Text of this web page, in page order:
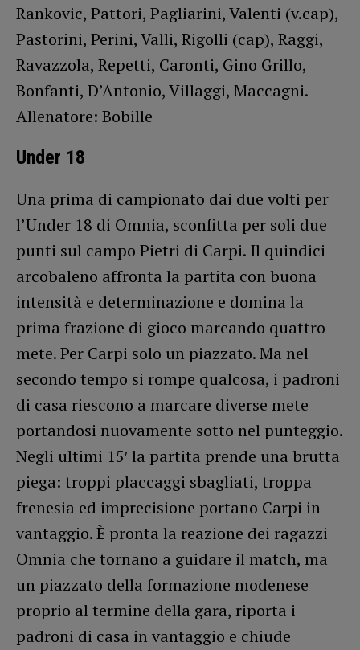
Rankovic, Pattori, Pagliarini, Valenti (v.cap),
Pastorini, Perini, Valli, Rigolli (cap), Raggi,
Ravazzola, Repetti, Caronti, Gino Grillo,
Bonfanti, D’Antonio, Villaggi, Maccagni.
Allenatore: Bobille
Under 18
Una prima di campionato dai due volti per
l’Under 18 di Omnia, sconfitta per soli due
punti sul campo Pietri di Carpi. Il quindici
arcobaleno affronta la partita con buona
intensità e determinazione e domina la
prima frazione di gioco marcando quattro
mete. Per Carpi solo un piazzato. Ma nel
secondo tempo si rompe qualcosa, i padroni
di casa riescono a marcare diverse mete
portandosi nuovamente sotto nel punteggio.
Negli ultimi 15′ la partita prende una brutta
piega: troppi placcaggi sbagliati, troppa
frenesia ed imprecisione portano Carpi in
vantaggio. È pronta la reazione dei ragazzi
Omnia che tornano a guidare il match, ma
un piazzato della formazione modenese
proprio al termine della gara, riporta i
padroni di casa in vantaggio e chiude